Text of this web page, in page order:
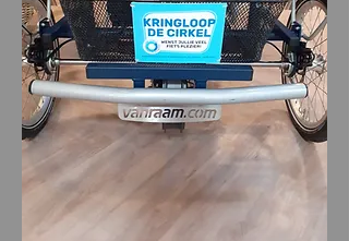
verhalen en dat ze weten dat Hij ook
bij hun is.